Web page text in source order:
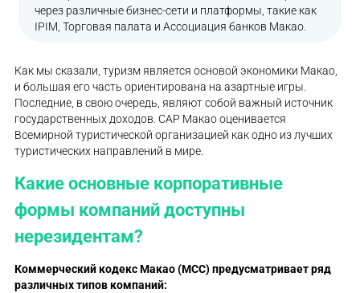
через различные бизнес-сети и платформы, такие как
IPIM, Торговая палата и Ассоциация банков Макао.
Как мы сказали, туризм является основой экономики Макао,
и большая его часть ориентирована на азартные игры.
Последние, в свою очередь, являют собой важный источник
государственных доходов. CAP Макао оценивается
Всемирной туристической организацией как одно из лучших
туристических направлений в мире.
Какие основные корпоративные
формы компаний доступны
нерезидентам?
Коммерческий кодекс Макао (MCC) предусматривает ряд
различных типов компаний: